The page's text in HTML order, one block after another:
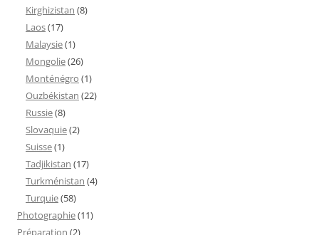
Kirghizistan (8)
Laos(17)
Malaysie(1)
Mongolie(26)
Monténégro (1)
Ouzbékistan (22)
Russie(8)
Slovaquie(2)
Suisse(1)
Tadjikistan (17)
Turkménistan (4)
Turquie(58)
Photographie(11)
Préparation (2)